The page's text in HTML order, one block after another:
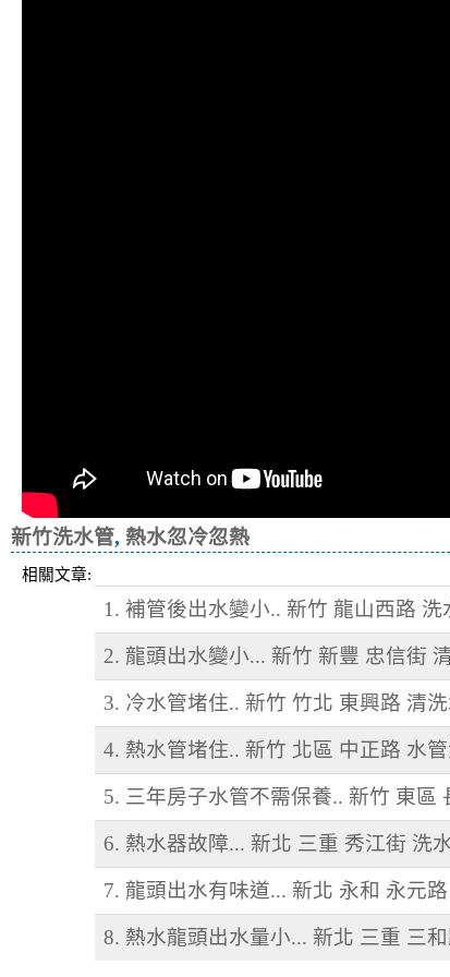
新竹洗水管, 熱水忽冷忽熱
相關文章:
1. 補管後出水變小.. 新竹 龍山西路 洗
2. 龍頭出水變小... 新竹 新豐 忠信街
3. 冷水管堵住.. 新竹 竹北 東興路 清
4. 熱水管堵住.. 新竹 北區 中正路 水
5. 三年房子水管不需保養.. 新竹 東區
6. 熱水器故障... 新北 三重 秀江街 洗
7. 龍頭出水有味道... 新北 永和 永元
8. 熱水龍頭出水量小... 新北 三重 三